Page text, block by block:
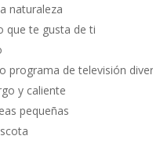
naturaleza
que te gusta de ti
programa de televisión
y caliente
pequeñas